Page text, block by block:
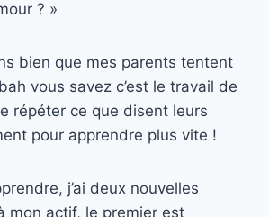
? »
bien que mes parents tentent
vous savez c’est le travail de
répéter ce que disent leurs
pour apprendre plus vite !
j’ai deux nouvelles
mon actif, le premier est